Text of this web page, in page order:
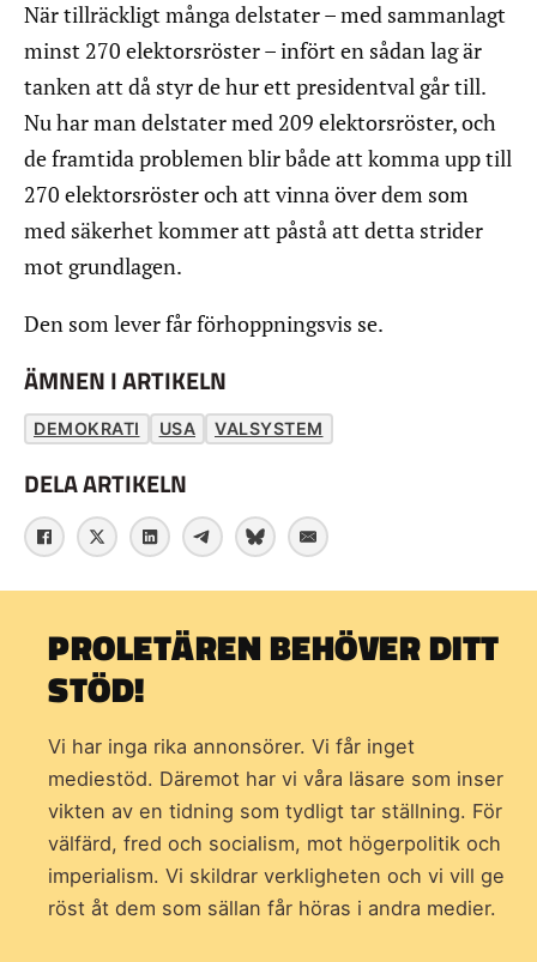
När tillräckligt många delstater – med sammanlagt
minst 270 elektorsröster – infört en sådan lag är
tanken att då styr de hur ett presidentval går till.
Nu har man delstater med 209 elektorsröster, och
de framtida problemen blir både att komma upp till
270 elektorsröster och att vinna över dem som
med säkerhet kommer att påstå att detta strider
mot grundlagen.
Den som lever får förhoppningsvis se.
ÄMNEN I ARTIKELN
DEMOKRATI USA VALSYSTEM
DELA ARTIKELN
PROLETÄREN BEHÖVER DITT
STÖD!
Vi har inga rika annonsörer. Vi får inget
mediestöd. Däremot har vi våra läsare som inser
vikten av en tidning som tydligt tar ställning. För
välfärd, fred och socialism, mot högerpolitik och
imperialism. Vi skildrar verkligheten och vi vill ge
röst åt dem som sällan får höras i andra medier.